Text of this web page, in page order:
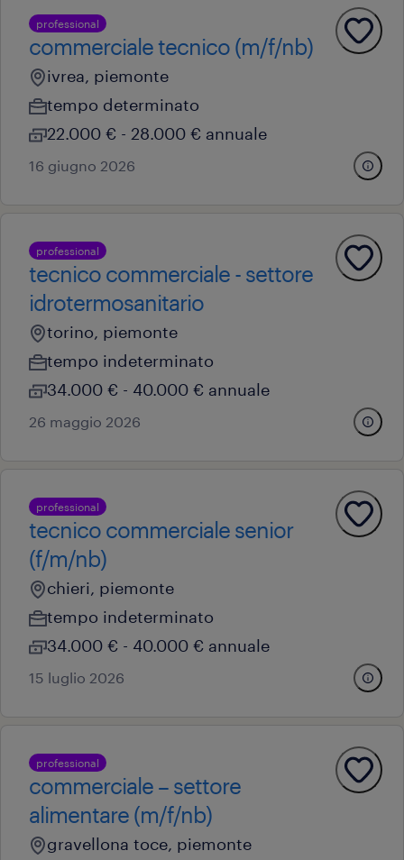
professional
commerciale tecnico (m/f/nb)
ivrea, piemonte
tempo determinato
22.000 € - 28.000 € annuale
16 giugno 2026
professional
tecnico commerciale - settore
idrotermosanitario
torino, piemonte
tempo indeterminato
34.000 € - 40.000 € annuale
26 maggio 2026
professional
tecnico commerciale senior
(f/m/nb)
chieri, piemonte
tempo indeterminato
34.000 € - 40.000 € annuale
15 luglio 2026
professional
commerciale – settore
alimentare (m/f/nb)
gravellona toce, piemonte